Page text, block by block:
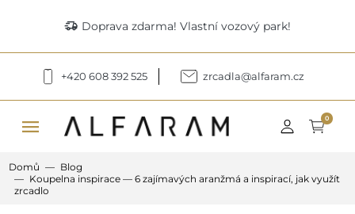
delivery_truck_speed Doprava zdarma! Vlastní vozový park!
+420 608 392 525 zrcadla@alfaram.cz
menu 0
Domů
Blog
Koupelna inspirace — 6 zajímavých aranžmá a inspirací, jak využít
zrcadlo